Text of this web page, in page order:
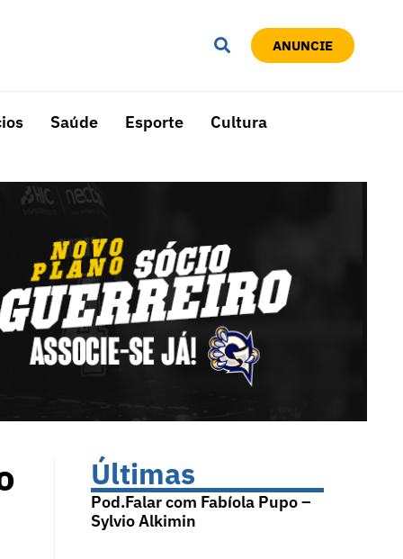
ANUNCIE
Saúde Esporte Cultura
Últimas
Pod.Falar com Fabíola Pupo –
Sylvio Alkimin